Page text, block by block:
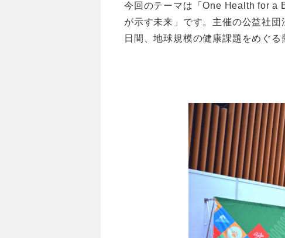
今回のテーマは「One Health for a
が示す未来」です。主催の公益社
日間、地球規模の健康課題をめぐる